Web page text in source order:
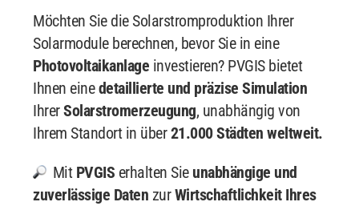
Möchten Sie die Solarstromproduktion Ihrer
Solarmodule berechnen, bevor Sie in eine
Photovoltaikanlage investieren? PVGIS bietet
Ihnen einedetaillierte und präzise Simulation
IhrerSolarstromerzeugung, unabhängig von
Ihrem Standort in über21.000 Städten weltweit.
Mit PVGIS erhalten Sie unabhängige und
zuverlässige Daten zurWirtschaftlichkeit Ihres